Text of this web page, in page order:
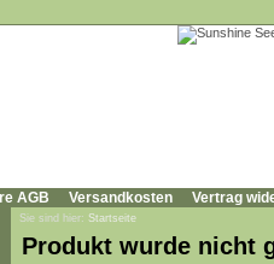
AGB Versandkosten Vertrag
Sie sind hier: Startseite
Produkt wurde nicht